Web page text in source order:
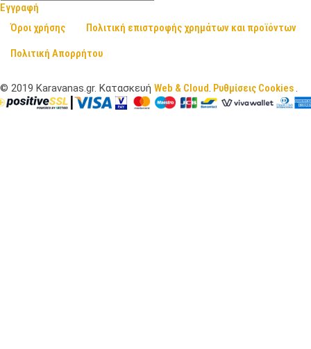
Εγγραφή
Όροι χρήσης
Πολιτική επιστροφής χρημάτων και προϊόντων
Πολιτική Απορρήτου
© 2019 Karavanas.gr. Κατασκευή Web & Cloud Ρυθμίσεις Cookies